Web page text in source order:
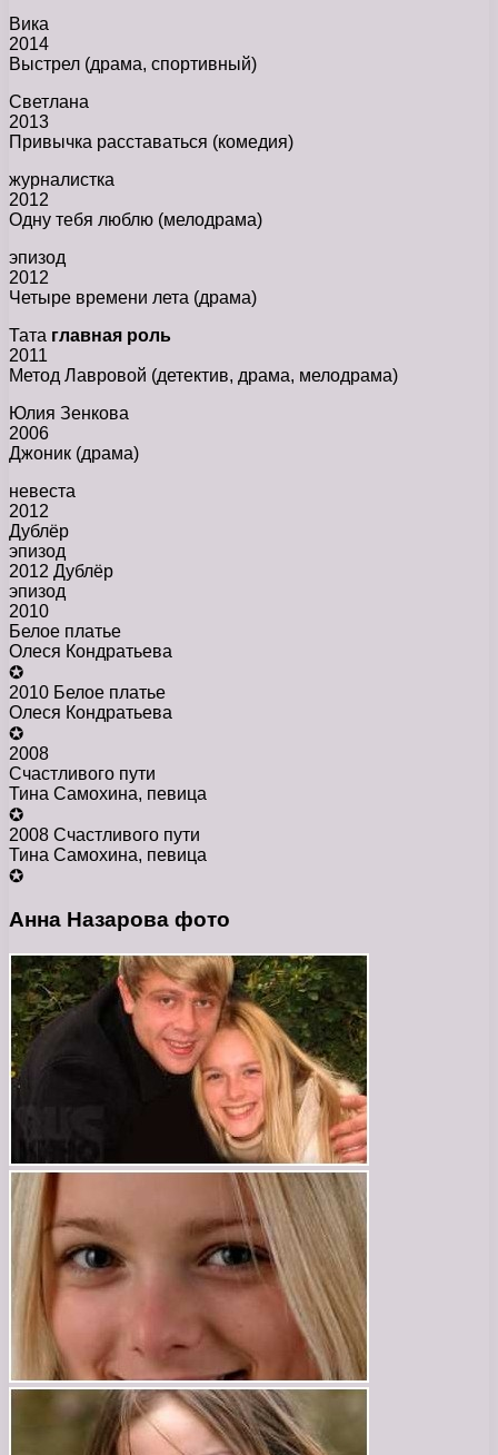
Вика
2014
Выстрел (драма, спортивный)
Светлана
2013
Привычка расставаться (комедия)
журналистка
2012
Одну тебя люблю (мелодрама)
эпизод
2012
Четыре времени лета (драма)
Тата главная роль
2011
Метод Лавровой (детектив, драма, мелодрама)
Юлия Зенкова
2006
Джоник (драма)
невеста
2012
Дублёр
эпизод
2012 Дублёр
эпизод
2010
Белое платье
Олеся Кондратьева
✪
2010 Белое платье
Олеся Кондратьева
✪
2008
Счастливого пути
Тина Самохина, певица
✪
2008 Счастливого пути
Тина Самохина, певица
✪
Анна Назарова фото